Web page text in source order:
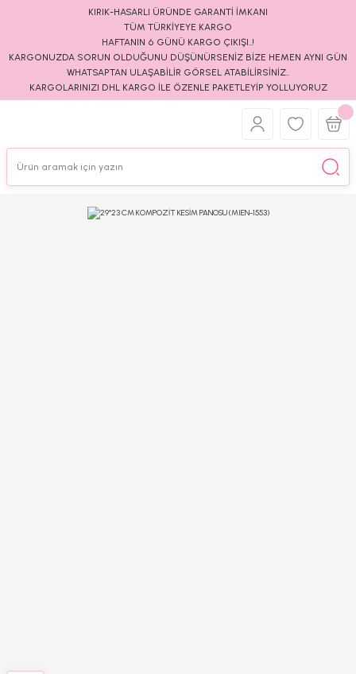
KIRIK-HASARLI ÜRÜNDE GARANTİ İMKANI
TÜM TÜRKİYEYE KARGO
HAFTANIN 6 GÜNÜ KARGO ÇIKIŞI..!
KARGONUZDA SORUN OLDUĞUNU DÜŞÜNÜRSENİZ BİZE HEMEN AYNI GÜN
WHATSAPTAN ULAŞABİLİR GÖRSEL ATABİLİRSİNİZ..
KARGOLARINIZI DHL KARGO İLE ÖZENLE PAKETLEYİP YOLLUYORUZ